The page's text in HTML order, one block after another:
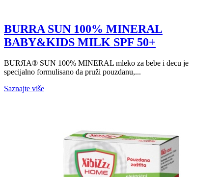
BURRA SUN 100% MINERAL
BABY&KIDS MILK SPF 50+
BURЯA® SUN 100% MINERAL mleko za bebe i decu je
specijalno formulisano da pruži pouzdanu,...
Saznajte više